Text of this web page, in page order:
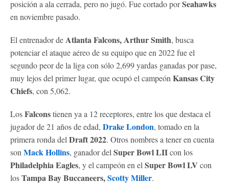
posición a ala cerrada, pero no jugó. Fue cortado porSeahawks
en noviembre pasado.
El entrenador deAtlanta Falcons, Arthur Smith, busca
potenciar el ataque aéreo de su equipo que en 2022 fue el
segundo peor de la liga con sólo 2,699 yardas ganadas por pase,
muy lejos del primer lugar, que ocupó el campeón Kansas City
Chiefs, con 5,062.
LosFalconstienen ya a 12 receptores, entre los que destaca el
jugador de 21 años de edad, Drake London, tomado en la
primera ronda del Draft 2022. Otros nombres a tener en cuenta
son Mack Hollins, ganador del Super Bowl LIIcon los
Philadelphia Eagles, y el campeón en el Super Bowl LV con
losTampa Bay Buccaneers,Scotty Miller.